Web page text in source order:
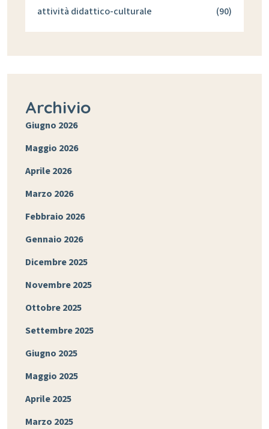
attività didattico-culturale (90)
Archivio
Giugno 2026
Maggio 2026
Aprile 2026
Marzo 2026
Febbraio 2026
Gennaio 2026
Dicembre 2025
Novembre 2025
Ottobre 2025
Settembre 2025
Giugno 2025
Maggio 2025
Aprile 2025
Marzo 2025